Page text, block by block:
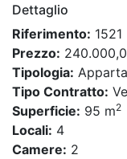
Dettaglio
Riferimento: 1521
Prezzo:
Tipologia:
Tipo Contratto:
Superficie: 95 m2
Locali: 4
Camere: 2